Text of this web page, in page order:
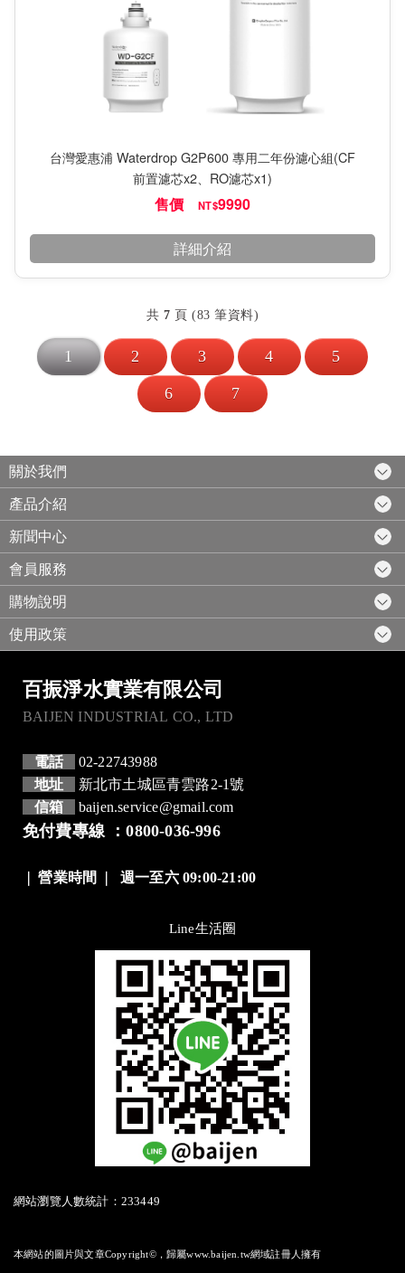
台灣愛惠浦 Waterdrop G2P600 專用二年份濾心組(CF
前置濾芯x2、RO濾芯x1)
售價 NT$9990
詳細介紹
共 7 頁 (83 筆資料)
1 2 3 4 5
6 7
關於我們
產品介紹
新聞中心
會員服務
購物說明
使用政策
百振淨水實業有限公司
BAIJEN INDUSTRIAL CO., LTD
電話
02-22743988
地址
新北市土城區青雲路2-1號
信箱
baijen.service@gmail.com
免付費專線 ：0800-036-996
營業時間 ❘週一至六 09:00-21:00
Line生活圈
網站瀏覽人數統計：233449
本網站的圖片與文章Copyright©，歸屬www.baijen.tw網域註冊人擁有